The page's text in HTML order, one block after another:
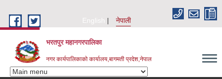
English
नेपाली
भरतपुर महानगरपालिका
नगर कार्यपालिकाको कार्यालय,बागमती प्रदेश,नेपाल